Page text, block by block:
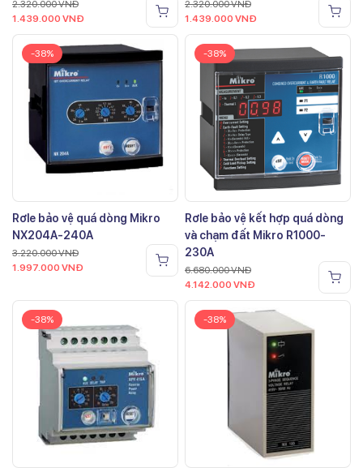
2.320.000VNĐ
1.439.000 VNĐ
2.320.000VNĐ
1.439.000 VNĐ
-38%
Rơle bảo vệ quá dòng Mikro
NX204A-240A
3.220.000VNĐ
1.997.000 VNĐ
-38%
Rơle bảo vệ kết hợp quá dòng
và chạm đất Mikro R1000-
230A
6.680.000VNĐ
4.142.000 VNĐ
-38% -38%